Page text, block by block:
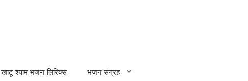
खाटू श्याम भजन लिरिक्स भजन संग्रह